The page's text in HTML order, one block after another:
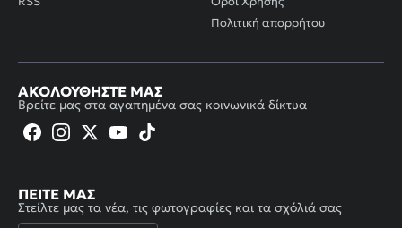
Πολιτική απορρήτου
ΑΚΟΛΟΥΘΉΣΤΕ ΜΑΣ
Βρείτε μας στα αγαπημένα σας κοινωνικά δίκτυα
ΠΕΊΤΕ ΜΑΣ
Στείλτε μας τα νέα, τις φωτογραφίες και τα σχόλιά σας